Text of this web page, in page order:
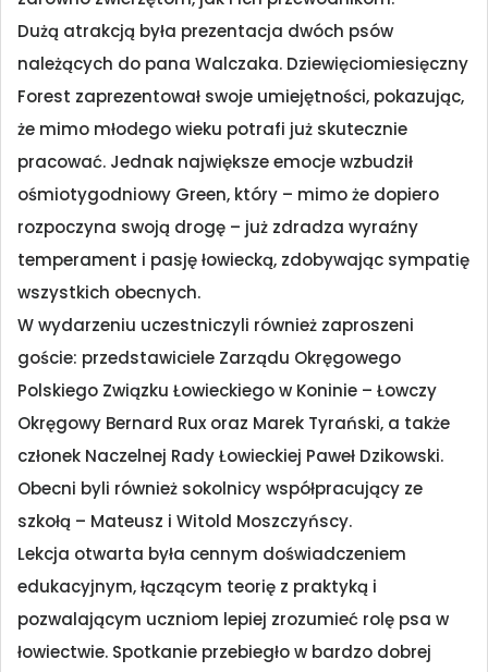
Dużą atrakcją była prezentacja dwóch psów
należących do pana Walczaka. Dziewięciomiesięczny
Forest zaprezentował swoje umiejętności, pokazując,
że mimo młodego wieku potrafi już skutecznie
pracować. Jednak największe emocje wzbudził
ośmiotygodniowy Green, który – mimo że dopiero
rozpoczyna swoją drogę – już zdradza wyraźny
temperament i pasję łowiecką, zdobywając sympatię
wszystkich obecnych.
W wydarzeniu uczestniczyli również zaproszeni
goście: przedstawiciele Zarządu Okręgowego
Polskiego Związku Łowieckiego w Koninie – Łowczy
Okręgowy Bernard Rux oraz Marek Tyrański, a także
członek Naczelnej Rady Łowieckiej Paweł Dzikowski.
Obecni byli również sokolnicy współpracujący ze
szkołą – Mateusz i Witold Moszczyńscy.
Lekcja otwarta była cennym doświadczeniem
edukacyjnym, łączącym teorię z praktyką i
pozwalającym uczniom lepiej zrozumieć rolę psa w
łowiectwie. Spotkanie przebiegło w bardzo dobrej